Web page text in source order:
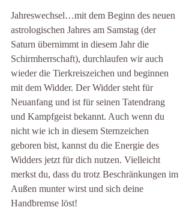
Jahreswechsel…mit dem Beginn des neuen
astrologischen Jahres am Samstag (der
Saturn übernimmt in diesem Jahr die
Schirmherrschaft), durchlaufen wir auch
wieder die Tierkreiszeichen und beginnen
mit dem Widder. Der Widder steht für
Neuanfang und ist für seinen Tatendrang
und Kampfgeist bekannt. Auch wenn du
nicht wie ich in diesem Sternzeichen
geboren bist, kannst du die Energie des
Widders jetzt für dich nutzen. Vielleicht
merkst du, dass du trotz Beschränkungen im
Außen munter wirst und sich deine
Handbremse löst!